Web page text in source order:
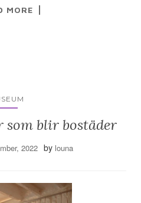
MORE
som blir bostäder
2022 by louna